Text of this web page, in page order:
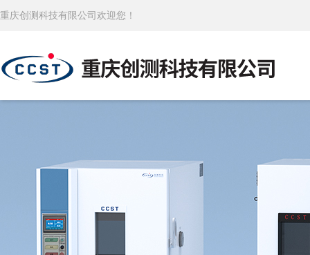
重庆创测科技有限公司欢迎您！